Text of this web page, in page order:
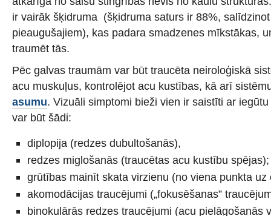
ir vairāk šķidruma (šķidruma saturs ir 88%,
pieaugušajiem), kas padara smadzenes mīkstākas,
traumēt tās.
Pēc galvas traumām var būt traucēta neiroloģiskā
acu muskuļus, kontrolējot acu kustības, kā arī
asumu. Vizuāli simptomi bieži vien ir saistīti ar
var būt šādi:
diplopija (redzes dubultošanās),
redzes miglošanās (traucētas acu kustību spējas);
grūtības mainīt skata virzienu (no viena punkta uz
akomodācijas traucējumi („fokusēšanas”
binokulārās redzes traucējumi (acu pielāgošanās